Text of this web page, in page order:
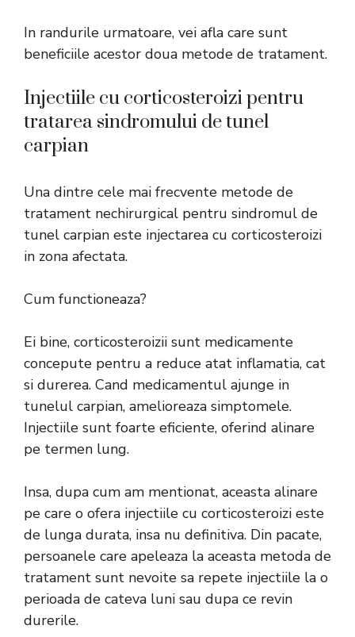
In randurile urmatoare, vei afla care sunt
beneficiile acestor doua metode de tratament.
​Injectiile cu corticosteroizi pentru
tratarea sindromului de tunel
carpian
Una dintre cele mai frecvente metode de
tratament nechirurgical pentru sindromul de
tunel carpian este injectarea cu corticosteroizi
in zona afectata.
Cum functioneaza?
Ei bine, corticosteroizii sunt medicamente
concepute pentru a reduce atat inflamatia, cat
si durerea. Cand medicamentul ajunge in
tunelul carpian, amelioreaza simptomele.
Injectiile sunt foarte eficiente, oferind alinare
pe termen lung.
Insa, dupa cum am mentionat, aceasta alinare
pe care o ofera injectiile cu corticosteroizi este
de lunga durata, insa nu definitiva. Din pacate,
persoanele care apeleaza la aceasta metoda de
tratament sunt nevoite sa repete injectiile la o
perioada de cateva luni sau dupa ce revin
durerile.